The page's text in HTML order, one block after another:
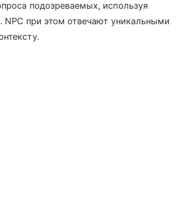
подозреваемых, используя
NPC при этом отвечают уникальными